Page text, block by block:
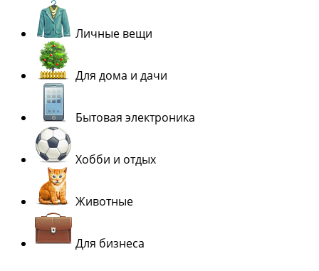
Личные вещи
Для дома и дачи
Бытовая электроника
Хобби и отдых
Животные
Для бизнеса